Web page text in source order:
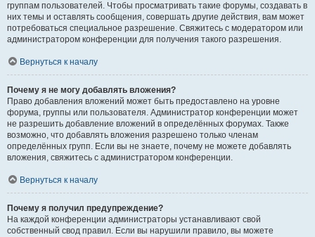
группам пользователей. Чтобы просматривать такие форумы, создавать в
них темы и оставлять сообщения, совершать другие действия, вам может
потребоваться специальное разрешение. Свяжитесь с модератором или
администратором конференции для получения такого разрешения.
Вернуться к началу
Почему я не могу добавлять вложения?
Право добавления вложений может быть предоставлено на уровне
форума, группы или пользователя. Администратор конференции может
не разрешить добавление вложений в определённых форумах. Также
возможно, что добавлять вложения разрешено только членам
определённых групп. Если вы не знаете, почему не можете добавлять
вложения, свяжитесь с администратором конференции.
Вернуться к началу
Почему я получил предупреждение?
На каждой конференции администраторы устанавливают свой
собственный свод правил. Если вы нарушили правило, вы можете